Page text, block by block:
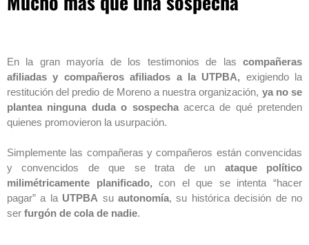
En la gran mayoría de los testimonios de las compañeras
afiliadas y compañeros afiliados a la UTPBA, exigiendo la
restitución del predio de Moreno a nuestra organización, ya no se
plantea ninguna duda o sospechaacerca de qué pretenden
quienes promovieron la usurpación.
Simplemente las compañeras y compañeros están convencidas
y convencidos de que se trata de un ataque político
milimétricamente planificado, con el que se intenta “hacer
pagar” a la UTPBA suautonomía, su histórica decisión de no
ser furgón de cola de nadie.